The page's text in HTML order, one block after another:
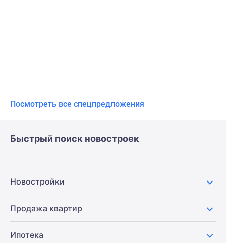
Посмотреть все спецпредложения
Быстрый поиск новостроек
Новостройки
Продажа квартир
Ипотека